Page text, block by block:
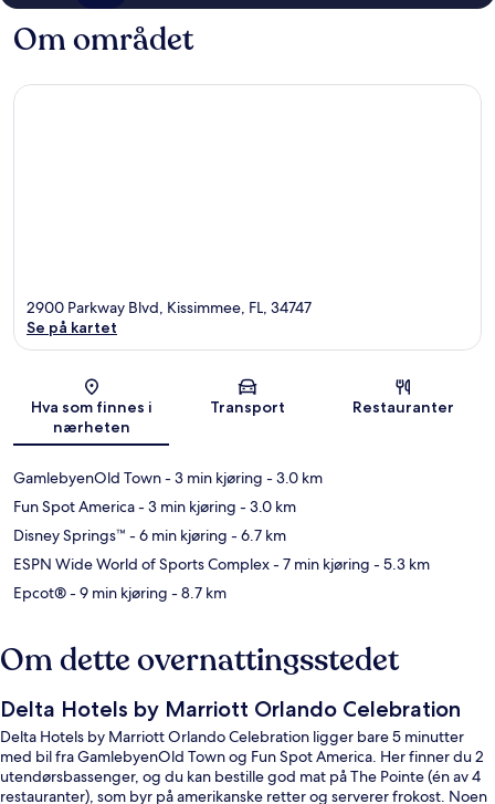
Om området
Kart
2900 Parkway Blvd, Kissimmee, FL, 34747
Se på kartet
Hva som finnes i
nærheten
Transport Restauranter
GamlebyenOld Town- 3 min kjøring - 3.0 km
Fun Spot America- 3 min kjøring - 3.0 km
Disney Springs™ - 6 min kjøring - 6.7 km
ESPN Wide World of Sports Complex- 7 min kjøring - 5.3 km
Epcot®- 9 min kjøring - 8.7 km
Om dette overnattingsstedet
Delta Hotels by Marriott Orlando Celebration
Delta Hotels by Marriott Orlando Celebration ligger bare 5 minutter
med bil fra GamlebyenOld Town og Fun Spot America. Her finner du 2
utendørsbassenger, og du kan bestille god mat på The Pointe (én av 4
restauranter), som byr på amerikanske retter og serverer frokost. Noen